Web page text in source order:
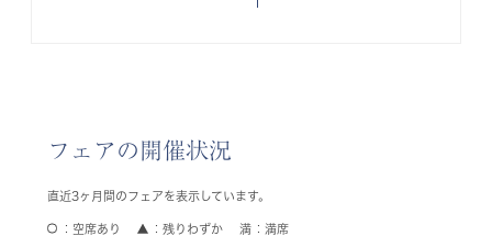
フェアの開催状況
直近3ヶ月間のフェアを表示しています。
空席あり 残りわずか 満席